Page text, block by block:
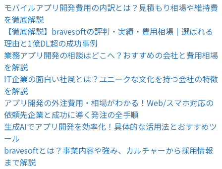
モバイルアプリ開発費用の内訳とは？見積もり相場や維持費
を徹底解説
【徹底解説】bravesoftの評判・実績・費用相場｜選ばれる
理由と1億DL超の成功事例
業務アプリ開発の相談はどこへ？おすすめの会社と費用相場
を解説
IT企業の面白い社風とは？ユニークな文化を持つ会社の特徴
を解説
アプリ開発の外注費用・相場がわかる！Web/スマホ対応の
依頼先企業と成功に導く発注の全手順
生成AIでアプリ開発を効率化！具体的な活用法とおすすめツ
ール
bravesoftとは？事業内容や強み、カルチャーから採用情報
まで解説